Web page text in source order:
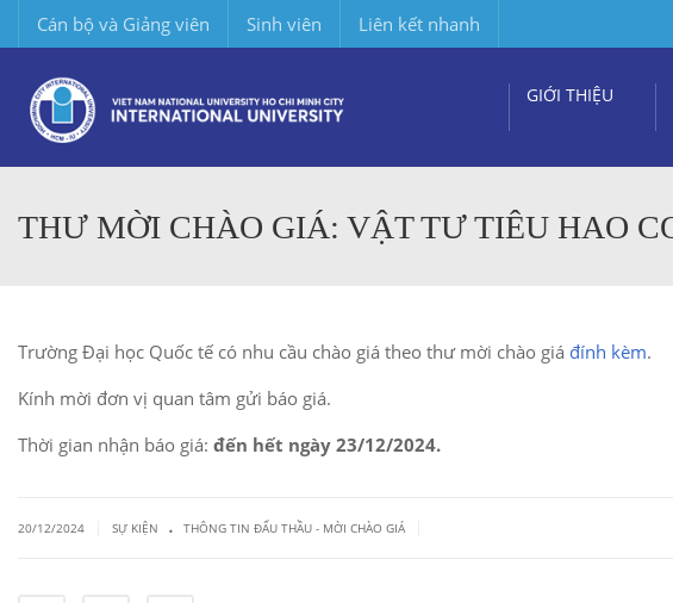
Cán bộ và Giảng viên Sinh viên Liên kết nhanh
GIỚI THIỆU
THƯ MỜI CHÀO GIÁ: VẬT TƯ TIÊU HAO
Trường Đại học Quốc tế có nhu cầu chào giá theo thư mời chào giá đính kèm.
Kính mời đơn vị quan tâm gửi báo giá.
Thời gian nhận báo giá: đến hết ngày 23/12/2024.
20/12/2024 SỰ KIỆN . THÔNG TIN ĐẤU THẦU - MỜI CHÀO GIÁ